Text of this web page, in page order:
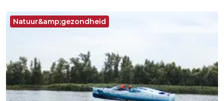
Natuur&amp;gezondheid